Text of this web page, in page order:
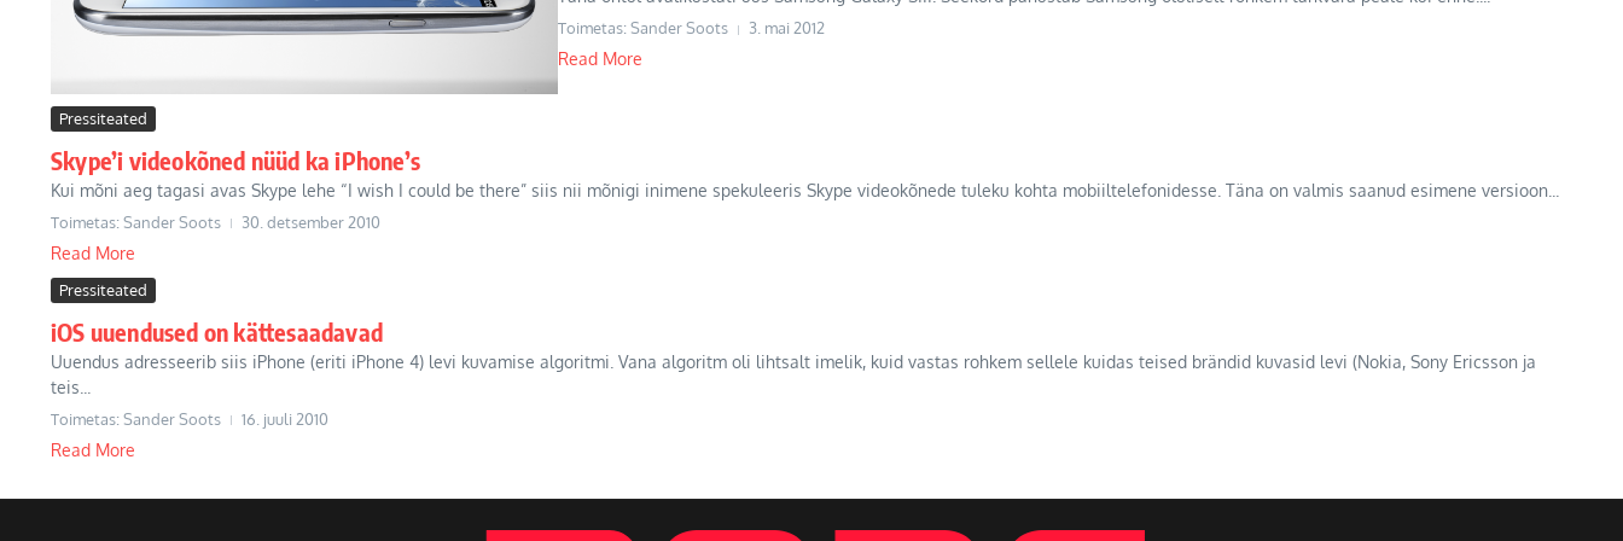
Toimetas: Sander Soots 3. mai 2012
Read More
Pressiteated
Skype’i videokõned nüüd ka iPhone’s
Kui mõni aeg tagasi avas Skype lehe “I wish I could be there” siis nii mõnigi inimene spekuleeris Skype videokõnede tuleku kohta mobiiltelefonidesse. Täna on valmis saanud esimene versioon...
Toimetas: Sander Soots 30. detsember 2010
Read More
Pressiteated
iOS uuendused on kättesaadavad
Uuendus adresseerib siis iPhone (eriti iPhone 4) levi kuvamise algoritmi. Vana algoritm oli lihtsalt imelik, kuid vastas rohkem sellele kuidas teised brändid kuvasid levi (Nokia, Sony Ericsson ja
teis...
Toimetas: Sander Soots 16. juuli 2010
Read More